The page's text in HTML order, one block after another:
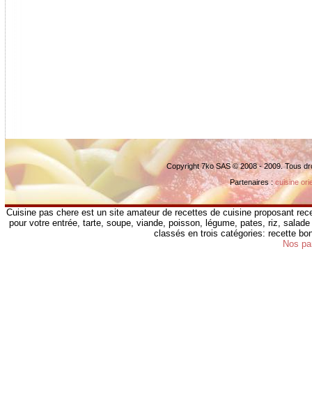
Copyright 7ko SAS © 2008 - 2009. Tous
Partenaires :cuisine
Cuisine pas chere est un site amateur de recettes de cuisine proposant
pour votre entrée, tarte, soupe, viande, poisson, légume, pates, riz,
classés en trois catégories: recette
Nos